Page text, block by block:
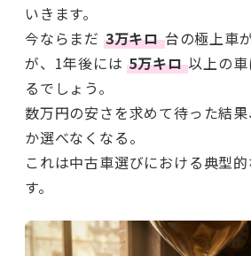
いきます。
今ならまだ 3万キロ台の極上車
が、1年後には5万キロ以上の
るでしょう。
数万円の安さを求めて待った結
か選べなくなる。
これは中古車選びにおける典型
す。